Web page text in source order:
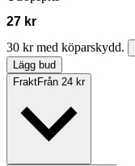
27 kr
30 kr med köparskydd.
Lägg bud
FraktFrån 24 kr